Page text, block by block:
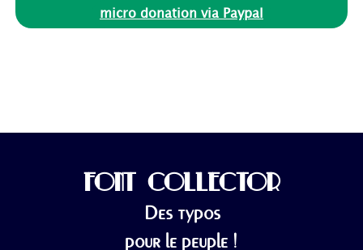
micro donation via Paypal
FONT COLLECTOR
Des typos
pour le peuple !